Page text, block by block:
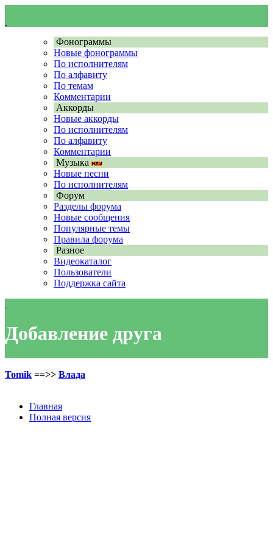
Фонограммы
Новые фонограммы
По исполнителям
По алфавиту
По темам
Комментарии
Аккорды
Новые аккорды
По исполнителям
По алфавиту
Комментарии
Музыка
Новые песни
По исполнителям
Форум
Разделы форума
Новые сообщения
Популярные темы
Правила форума
Разное
Видеокаталог
Пользователи
Поддержка сайта
Добавление друга
Tomik ==>> Влада
Главная
Полная версия